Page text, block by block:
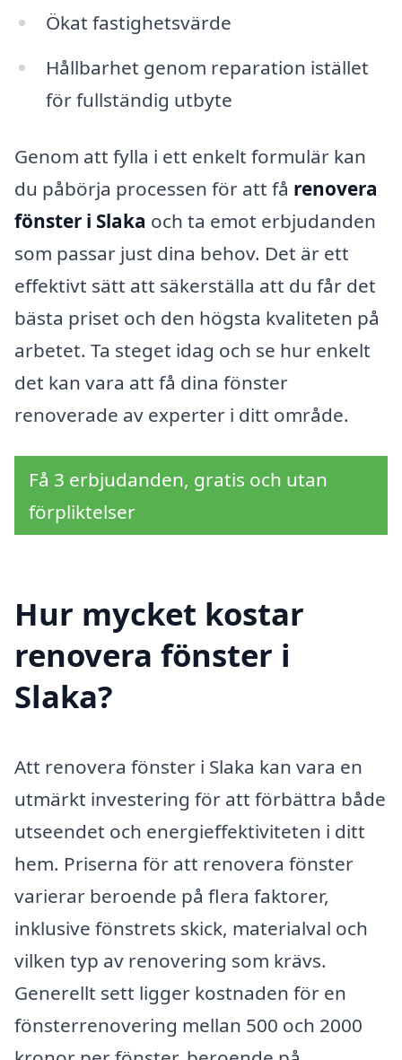
Ökat fastighetsvärde
Hållbarhet genom reparation istället
för fullständig utbyte
Genom att fylla i ett enkelt formulär kan
du påbörja processen för att få renovera
fönster i Slaka och ta emot erbjudanden
som passar just dina behov. Det är ett
effektivt sätt att säkerställa att du får det
bästa priset och den högsta kvaliteten på
arbetet. Ta steget idag och se hur enkelt
det kan vara att få dina fönster
renoverade av experter i ditt område.
Få 3 erbjudanden, gratis och utan
förpliktelser
Hur mycket kostar
renovera fönster i
Slaka?
Att renovera fönster i Slaka kan vara en
utmärkt investering för att förbättra både
utseendet och energieffektiviteten i ditt
hem. Priserna för att renovera fönster
varierar beroende på flera faktorer,
inklusive fönstrets skick, materialval och
vilken typ av renovering som krävs.
Generellt sett ligger kostnaden för en
fönsterrenovering mellan 500 och 2000